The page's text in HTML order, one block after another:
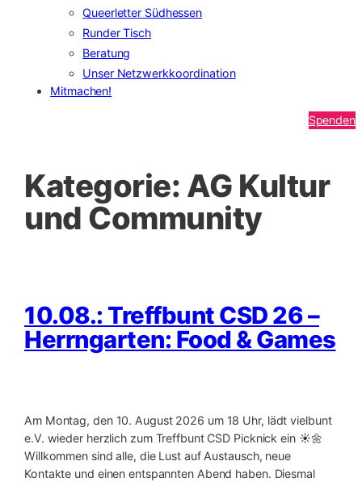
Queerletter Südhessen
Runder Tisch
Beratung
Unser Netzwerkkoordination
Mitmachen!
Spenden
Kategorie: AG Kultur
und Community
10.08.: Treffbunt CSD 26 –
Herrngarten: Food & Games
Am Montag, den 10. August 2026 um 18 Uhr, lädt vielbunt
e.V. wieder herzlich zum Treffbunt CSD Picknick ein ☀️🌼
Willkommen sind alle, die Lust auf Austausch, neue
Kontakte und einen entspannten Abend haben. Diesmal